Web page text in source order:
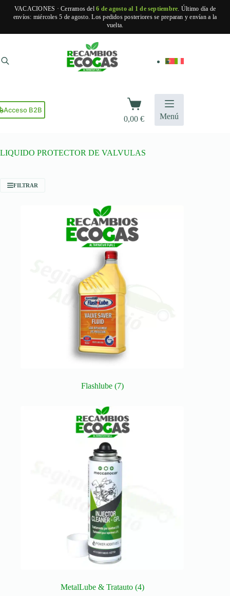
VACACIONES · Cerramos del6 de agosto al 1 de septiembre. Último día de
envíos: miércoles 5 de agosto. Los pedidos posteriores se preparan y envían a la
vuelta.
contenido
Acceso B2B
Carro
de
compra
0,00€ Menú
LIQUIDO PROTECTOR DE VALVULAS
FILTRAR
Flashlube (7)
MetalLube & Tratauto (4)